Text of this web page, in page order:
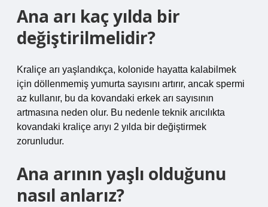
Ana arı kaç yılda bir
değiştirilmelidir?
Kraliçe arı yaşlandıkça, kolonide hayatta kalabilmek
için döllenmemiş yumurta sayısını artırır, ancak spermi
az kullanır, bu da kovandaki erkek arı sayısının
artmasına neden olur. Bu nedenle teknik arıcılıkta
kovandaki kraliçe arıyı 2 yılda bir değiştirmek
zorunludur.
Ana arının yaşlı olduğunu
nasıl anlarız?